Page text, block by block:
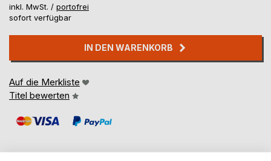
inkl. MwSt. / portofrei
sofort verfügbar
IN DEN WARENKORB
Auf die Merkliste
Titel bewerten